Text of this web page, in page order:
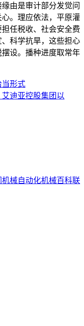
由是审计部分发觉问
。理应依法，平原灌
任税收、社会安全费
科学抗旱，这些担心
设。播种进度取常年
当形式
迪亚控股集团以
机械自动化机械百科联